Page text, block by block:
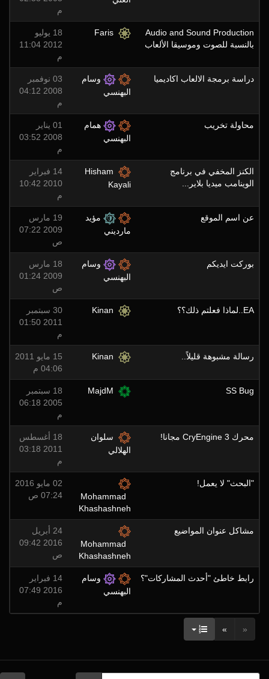
م
Audio and Sound Production
بالنسبة للصوت وموسيقا الألعاب
18 يوليو
2012 11:04
م
دراسة برمجة الالعاب اكاديميا
وسام
البهنسي
03 نوفمبر
2008 04:12
م
محاولة تخريب
همام
البهنسي
01 يناير
2008 03:52
م
الكنز المخفي في برنامج
الوينامب ميديا بلاير...
Hisham
Kayali
14 فبراير
2010 10:42
م
عن اسم الموقع
مؤيد
مارديني
19 مارس
2009 07:22
ص
بوركت ايديكم
وسام
البهنسي
18 مارس
2009 01:24
ص
EA..لماذا فعلتم ذلك؟؟
30 سبتمبر
2011 01:50
م
رسالة مشبوهة قليلاً..
15 مايو 2011
04:06 م
SS Bug
MajdM
18 سبتمبر
2005 06:18
م
محرك CryEngine 3 مجانا!
سلوان
الهلالي
18 أغسطس
2011 03:18
م
"البحث" لا يعمل!
Mohammad
Khashashneh
02 مايو 2016
07:24 ص
مشاكل عنوان المواضيع
Mohammad
Khashashneh
24 أبريل
2016 09:42
ص
رابط خاطئ "أحدث المشاركات"؟
وسام
البهنسي
14 فبراير
2016 07:49
م
«
»